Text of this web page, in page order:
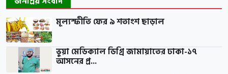
মূল্যস্ফীতি ফের ৯ শতাংশ ছাড়াল
ভুয়া মেডিক্যাল ডিগ্রি জামায়াতের ঢাকা-১৭
আসনের প্র...